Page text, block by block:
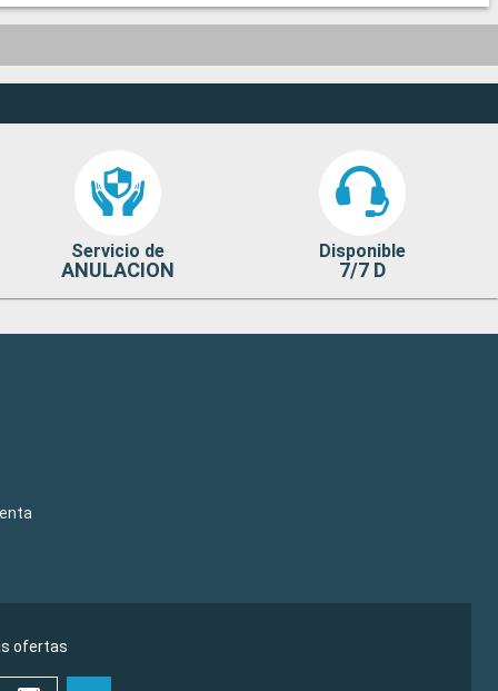
Servicio de
ANULACION
Disponible
7/7 D
ofertas